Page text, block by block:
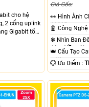
cho hệ
2 cổng uplink
Gigabit tốc
Giá Gốc:
️👀 Hình Ành
1080P .
10m Hồng
👑 Cấu Tạo
+ Nhựa.
️💮 Ưu Điểm :